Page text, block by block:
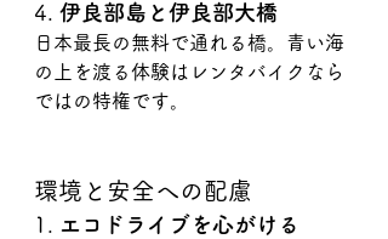
4. 伊良部島と伊良部大橋
日本最長の無料で通れる橋。青い海
の上を渡る体験はレンタバイクなら
ではの特権です。
環境と安全への配慮
1. エコドライブを心がける